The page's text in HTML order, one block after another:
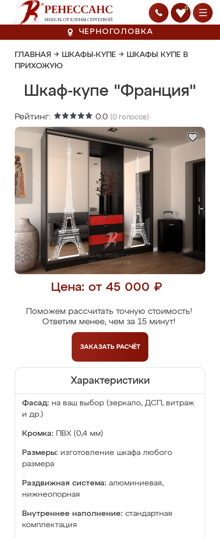
0
ЧЕРНОГОЛОВКА
ГЛАВНАЯ → ШКАФЫ-КУПЕ → ШКАФЫ КУПЕ В
ПРИХОЖУЮ
Шкаф-купе "Франция"
Рейтинг: 0.0 (0 голосов)
Цена: от 45 000 ₽
Поможем рассчитать точную стоимость!
Ответим менее, чем за 15 минут!
ЗАКАЗАТЬ РАСЧЁТ
Характеристики
Фасад: на ваш выбор (зеркало, ДСП, витраж
и др.)
Кромка: ПВХ (0,4 мм)
Размеры: изготовление шкафа любого
размера
Раздвижная система: алюминиевая,
нижнеопорная
Внутреннее наполнение: стандартная
комплектация